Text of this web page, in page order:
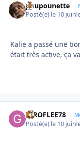
poupounette
Posté(e) le 10 juin
Kalie a passé une
était très active, ça
GIROFLEE78
Posté(e) le 10 juin